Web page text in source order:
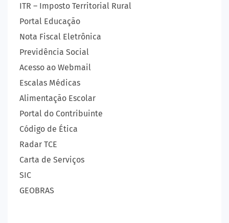
ITR – Imposto Territorial Rural
Portal Educação
Nota Fiscal Eletrônica
Previdência Social
Acesso ao Webmail
Escalas Médicas
Alimentação Escolar
Portal do Contribuinte
Código de Ética
Radar TCE
Carta de Serviços
SIC
GEOBRAS